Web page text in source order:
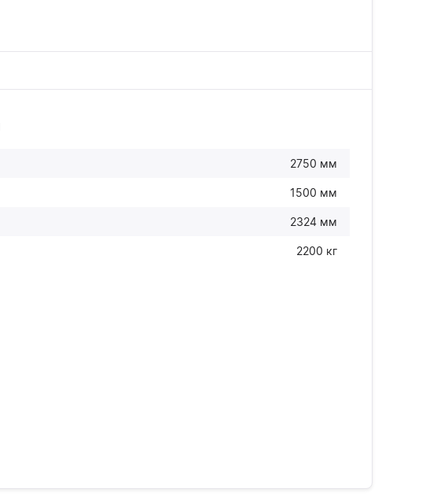
2750 мм
1500 мм
2324 мм
2200 кг